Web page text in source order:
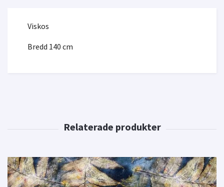
Viskos
Bredd 140 cm